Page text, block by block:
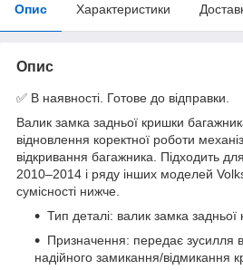
Опис Характеристики
Опис
✅ В наявності. Готове до відправки.
Валик замка задньої кришки
відновлення коректної роботи
відкривання багажника. Підходить
2010–2014 і ряду інших моделей
сумісності нижче.
Тип деталі: валик замка задньої
Призначення: передає зусилля
надійного замикання/відмикання